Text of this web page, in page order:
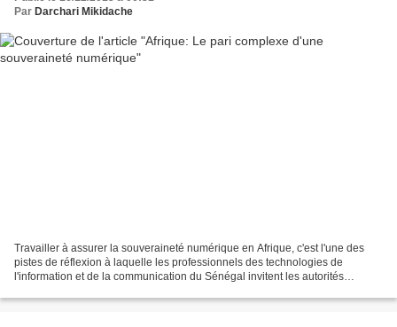
Par Darchari Mikidache
Travailler à assurer la souveraineté numérique en Afrique, c'est l'une des
pistes de réflexion à laquelle les professionnels des technologies de
l'information et de la communication du Sénégal invitent les autorités